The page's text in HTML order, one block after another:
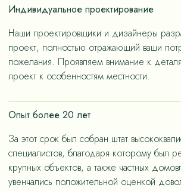
Индивидуальное проектирование
Наши проектировщики и дизайнеры
проект, полностью отражающий ваши
пожелания. Проявляем внимание к
проект к особенностям местности.
Опыт более 20 лет
За этот срок был собран штат
специалистов, благодаря которому был
крупных объектов, а также частных
увенчались положительной оценкой